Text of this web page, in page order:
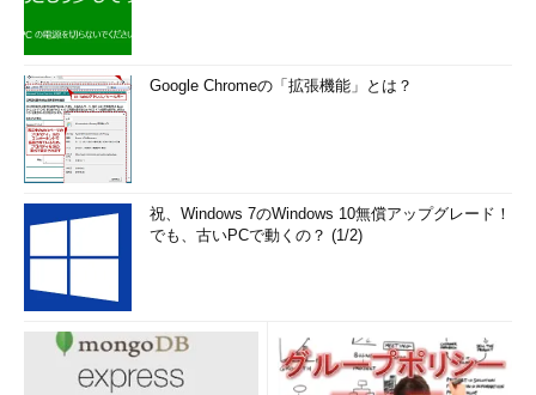
Google Chromeの「拡張機能」とは？
祝、Windows 7のWindows 10無償アップグレード！
でも、古いPCで動くの？ (1/2)